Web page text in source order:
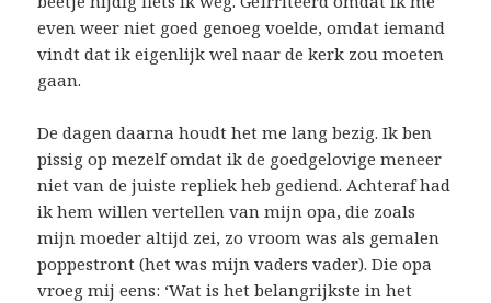
even weer niet goed genoeg voelde, omdat iemand
vindt dat ik eigenlijk wel naar de kerk zou moeten
gaan.
De dagen daarna houdt het me lang bezig. Ik ben
pissig op mezelf omdat ik de goedgelovige meneer
niet van de juiste repliek heb gediend. Achteraf had
ik hem willen vertellen van mijn opa, die zoals
mijn moeder altijd zei, zo vroom was als gemalen
poppestront (het was mijn vaders vader). Die opa
vroeg mij eens: ‘Wat is het belangrijkste in het